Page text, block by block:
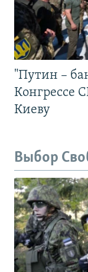
"Путин –
Конгрессе
Киеву
Выбор